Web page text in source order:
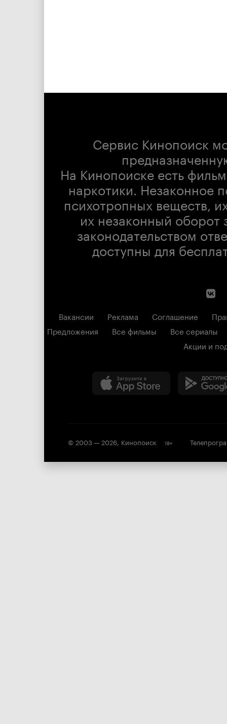
Сервис Кинопоиск
На Кинопоиске есть
наркотики. Незаконное
психотропных веществ,
их незаконный оборот
законодательством
доступны для
Вакансии Реклама Соглашение
Предложения
Все фильмы
Все сериалы
Акции и
© 2003 — 2026, Кинопоиск 18+